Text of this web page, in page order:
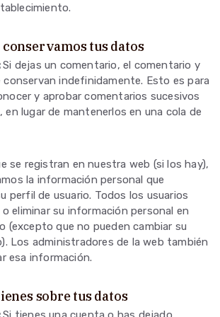
tus datos
Si dejas un comentario, el comentario y
indefinidamente. Esto es para
y aprobar comentarios sucesivos
lugar de mantenerlos en una cola de
se registran en nuestra web (si los hay),
la información personal que
perfil de usuario. Todos los usuarios
eliminar su información personal en
(excepto que no pueden cambiar su
Los administradores de la web también
esa información.
sobre tus datos